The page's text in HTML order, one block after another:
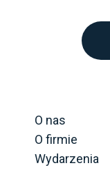
O nas
O firmie
Wydarzenia